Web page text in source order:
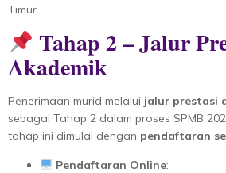
Timur.
Tahap 2 – Jalur
Akademik
Penerimaan murid melalui jalur prestasi
sebagai Tahap 2 dalam proses SPMB
tahap ini dimulai dengan pendaftaran
Pendaftaran Online: